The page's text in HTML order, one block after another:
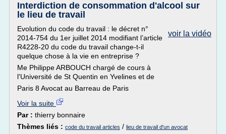
Interdiction de consommation d'alcool sur
le lieu de travail
voir la vidéo
Evolution du code du travail : le décret n°
2014-754 du 1er juillet 2014 modifiant l’article
R4228-20 du code du travail change-t-il
quelque chose à la vie en entreprise ?
Me Philippe ARBOUCH chargé de cours à
l'Université de St Quentin en Yvelines et de
Paris 8 Avocat au Barreau de Paris
Voir la suite
Par : thierry bonnaire
Thèmes liés : code du travail articles / lieu de travail d'un avocat